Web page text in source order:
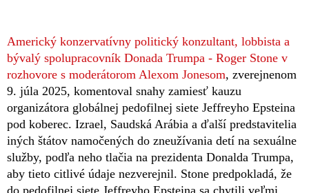
Americký konzervatívny politický konzultant, lobbista a
bývalý spolupracovník Donada Trumpa - Roger Stone v
rozhovore s moderátorom Alexom Jonesom, zverejnenom
9. júla 2025, komentoval snahy zamiesť kauzu
organizátora globálnej pedofilnej siete Jeffreyho Epsteina
pod koberec. Izrael, Saudská Arábia a ďalší predstavitelia
iných štátov namočených do zneužívania detí na sexuálne
služby, podľa neho tlačia na prezidenta Donalda Trumpa,
aby tieto citlivé údaje nezverejnil. Stone predpokladá, že
do pedofilnej siete Jeffreyho Epsteina sa chytili veľmi